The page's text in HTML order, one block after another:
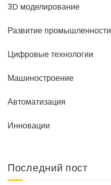
3D моделирование
Развитие промышленности
Цифровые технологии
Машиностроение
Автоматизация
Инновации
Последний пост